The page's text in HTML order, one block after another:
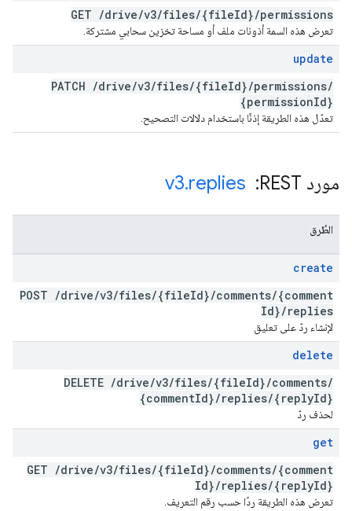
GET /drive/v3/files/{fileId}/permissions
تعرض هذه السمة أذونات ملف أو مساحة تخزين سحابي مشتركة.
update
PATCH /drive/v3/files/{fileId}/permissions/
{permissionId}
تعدّل هذه الطريقة إذنًا باستخدام دلالات التصحيح.
مورد REST: ‏ v3.replies
الطُرق
create
POST /drive/v3/files/{fileId}/comments/{comment
Id}/replies
لإنشاء ردّ على تعليق
delete
DELETE /drive/v3/files/{fileId}/comments/
{commentId}/replies/{replyId}
لحذف ردّ
get
GET /drive/v3/files/{fileId}/comments/{comment
Id}/replies/{replyId}
تعرض هذه الطريقة ردًا حسب رقم التعريف.